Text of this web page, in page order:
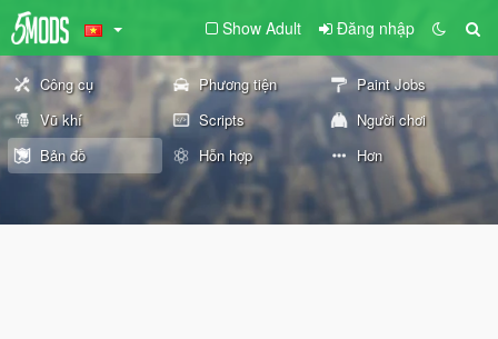
Show Adult Đăng nhập
Công cụ Phương tiện
Paint Jobs
Vũ khí
Scripts
Người chơi
Bản đồ
Hỗn hợp Hơn